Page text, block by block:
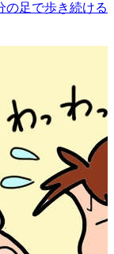
の足で歩き続ける